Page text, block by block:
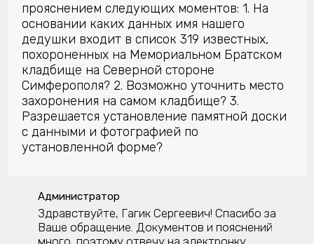
прояснением следующих моментов: 1. На
основании каких данных имя нашего
дедушки входит в список 319 известных,
похороненных на Мемориальном Братском
кладбище на Северной стороне
Симферополя? 2. Возможно уточнить место
захоронения на самом кладбище? 3.
Разрешается установление памятной доски
с данными и фотографией по
установленной форме?
Администратор
Здравствуйте, Гагик Сергеевич! Спасибо за
Ваше обращение. Документов и пояснений
много, поэтому отвечу на электронку.